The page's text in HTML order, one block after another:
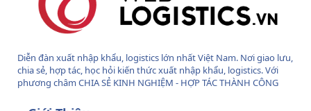
Diễn đàn xuất nhập khẩu, logistics lớn nhất Việt Nam. Nơi giao lưu,
chia sẻ, hợp tác, học hỏi kiến thức xuất nhập khẩu, logistics. Với
phương châm CHIA SẺ KINH NGHIỆM - HỢP TÁC THÀNH CÔNG